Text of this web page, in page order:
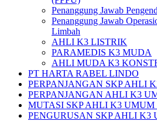
Penanggung Jawab
Penanggung Jawab
Limbah
AHLI K3 LISTRIK
PARAMEDIS K3 MUDA
AHLI MUDA K3
PT HARTA RABEL LINDO
PERPANJANGAN SKP AHLI
PERPANJANGAN AHLI K3
MUTASI SKP AHLI K3
PENGURUSAN SKP AHLI K3